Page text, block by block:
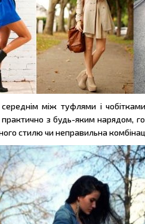
між туфлями і
з будь-яким нарядом,
стилю чи неправильна